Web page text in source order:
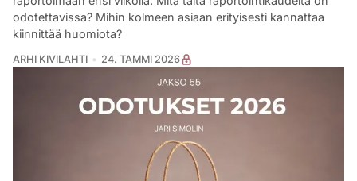
odotettavissa? Mihin kolmeen asiaan erityisesti kannattaa
kiinnittää huomiota?
ARHI KIVILAHTI 24. TAMMI 2026